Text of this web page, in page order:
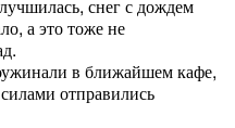
снег с дождем
а это тоже не
в ближайшем кафе,
отправились